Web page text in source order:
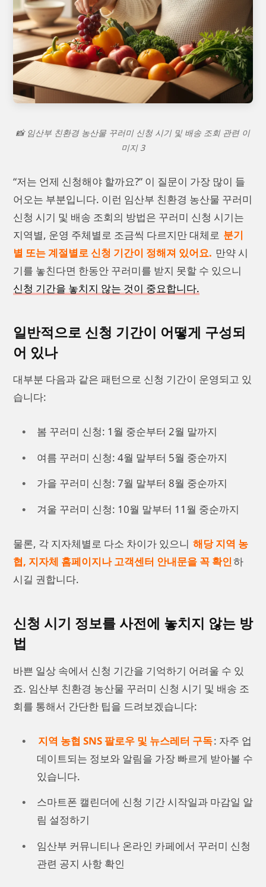
📸 임산부 친환경 농산물 꾸러미 신청 시기 및 배송 조회 관련 이
미지 3
“저는 언제 신청해야 할까요?” 이 질문이 가장 많이 들
어오는 부분입니다. 이런 임산부 친환경 농산물 꾸러미
신청 시기 및 배송 조회의 방법은 꾸러미 신청 시기는
지역별, 운영 주체별로 조금씩 다르지만 대체로 분기
별 또는 계절별로 신청 기간이 정해져 있어요. 만약 시
기를 놓친다면 한동안 꾸러미를 받지 못할 수 있으니
신청 기간을 놓치지 않는 것이 중요합니다.
일반적으로 신청 기간이 어떻게 구성되
어 있나
대부분 다음과 같은 패턴으로 신청 기간이 운영되고 있
습니다:
봄 꾸러미 신청: 1월 중순부터 2월 말까지
여름 꾸러미 신청: 4월 말부터 5월 중순까지
가을 꾸러미 신청: 7월 말부터 8월 중순까지
겨울 꾸러미 신청: 10월 말부터 11월 중순까지
물론, 각 지자체별로 다소 차이가 있으니 해당 지역 농
협, 지자체 홈페이지나 고객센터 안내문을 꼭 확인하
시길 권합니다.
신청 시기 정보를 사전에 놓치지 않는 방
법
바쁜 일상 속에서 신청 기간을 기억하기 어려울 수 있
죠. 임산부 친환경 농산물 꾸러미 신청 시기 및 배송 조
회를 통해서 간단한 팁을 드려보겠습니다:
지역 농협 SNS 팔로우 및 뉴스레터 구독: 자주 업
데이트되는 정보와 알림을 가장 빠르게 받아볼 수
있습니다.
스마트폰 캘린더에 신청 기간 시작일과 마감일 알
림 설정하기
임산부 커뮤니티나 온라인 카페에서 꾸러미 신청
관련 공지 사항 확인